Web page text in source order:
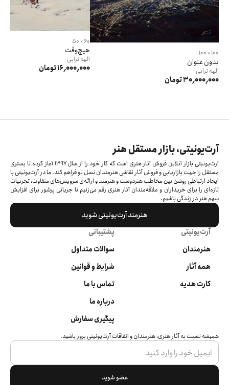
100 × 100
بدون عنوان
الههترابی
30٬000٬000 تومان
60 × 50
هیچ‌وقت
الههترابی
16٬000٬000 تومان
آرت‌یونیتی، بازار مستقل هنر
آرت‌یونیتی بازار آنلاین فروش آثار هنری است که کار خود را از سال ۱۳۹۷ آغاز کرده‌ تا بستری
مستقل را جهت بازاریابی و فروش آثار نقاشی هنرمندان نسل نو فراهم کند. ما در آرت‌یونیتی با
ایجاد ارتباطی روشن بین مخاطب هنردوست و هنرمند و ارائه‌ی سرویس‌های متفاوت، تجربیات
تازه‌ای را برای خریداران و علاقه‌مندان آثار هنری رقم می‌زنیم تا جریانی پرشور برای افزایش
سهم هنر در زندگی باشیم.
هنرمند آرت‌یونیتی شوید
آرت‌یونیتی
هنرمندان
همه آثار
کارت هدیه
پشتیبانی
سوالات متداول
شرایط و قوانین
تماس با ما
درباره ما
پیگیری سفارش
همیشه نسبت به آثار هنری، هنرمندان و اتفاقات آرت‌یونیتی بروز باشید.
عضو شوید